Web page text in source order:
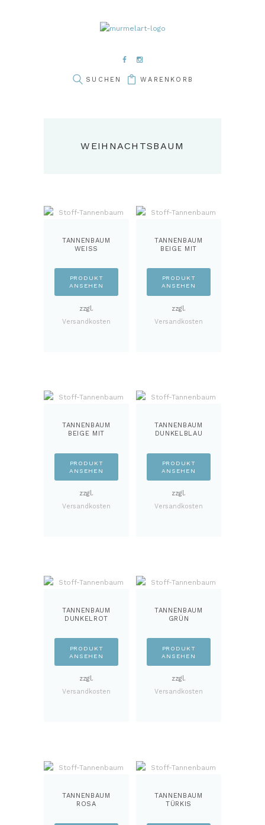
WARENKORB
WEIHNACHTSBAUM
TANNENBAUM
WEISS
PRODUKT
ANSEHEN
zzgl.
Versandkosten
TANNENBAUM
BEIGE MIT
PRODUKT
ANSEHEN
zzgl.
Versandkosten
TANNENBAUM
BEIGE MIT
PRODUKT
ANSEHEN
zzgl.
Versandkosten
TANNENBAUM
DUNKELBLAU
PRODUKT
ANSEHEN
zzgl.
Versandkosten
TANNENBAUM
DUNKELROT
PRODUKT
ANSEHEN
zzgl.
Versandkosten
TANNENBAUM
GRÜN
PRODUKT
ANSEHEN
zzgl.
Versandkosten
TANNENBAUM
ROSA
TANNENBAUM
TÜRKIS